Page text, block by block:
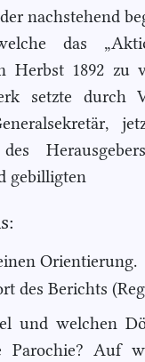
nachstehend
das
1892 zu
setzte durch
gebilligten
Orientierung.
des Berichts
und welchen
Parochie? Auf